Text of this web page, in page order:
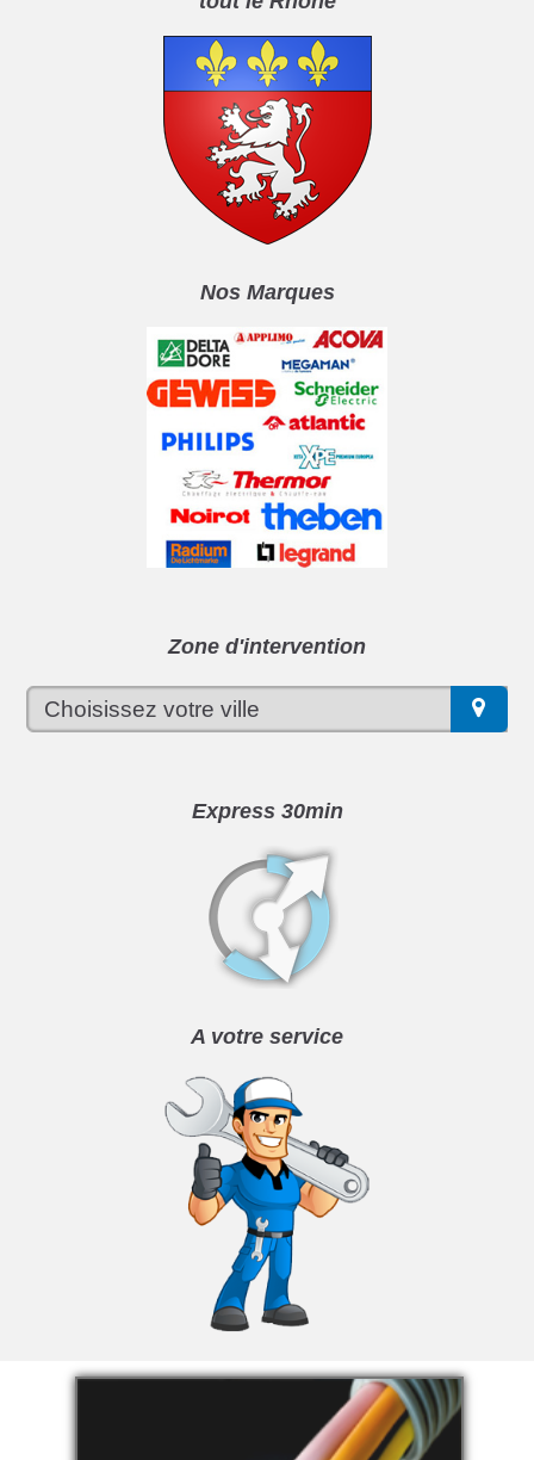
Nos Marques
Zone d'intervention
Express 30min
A votre service